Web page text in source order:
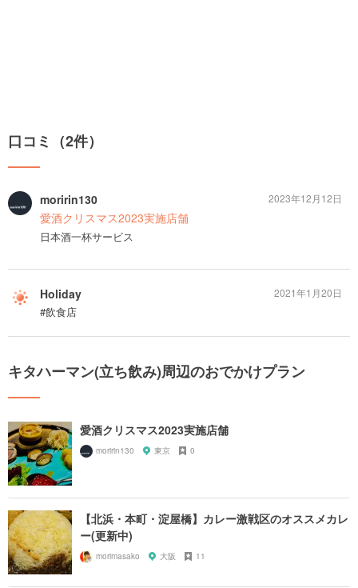
口コミ（2件）
moririn130
愛酒クリスマス2023実施店舗
日本酒一杯サービス
2023年12月12日
Holiday
#飲食店
2021年1月20日
キタハーマン(立ち飲み)周辺のおでかけプラン
愛酒クリスマス2023実施店舗
moririn130 東京 0
【北浜・本町・淀屋橋】カレー激戦区のオススメカレ
ー(更新中)
morimasako 大阪 11